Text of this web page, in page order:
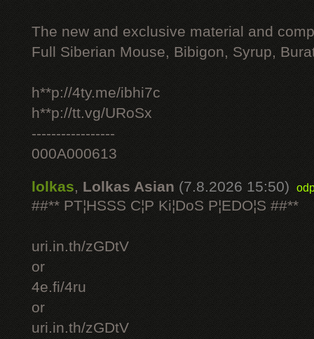
The new and exclusive material and
Full Siberian Mouse, Bibigon, Syrup,
h**p://4ty.me/ibhi7c
h**p://tt.vg/URoSx
-----------------
000A000613
lolkas, Lolkas Asian (7.8.2026 15:50)
##** PT¦HSSS C¦P Ki¦DoS P¦EDO¦S ##**
uri.in.th/zGDtV
or
4e.fi/4ru
or
uri.in.th/zGDtV